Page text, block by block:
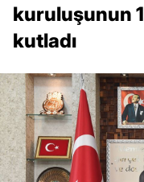
kuruluşunun
kutladı